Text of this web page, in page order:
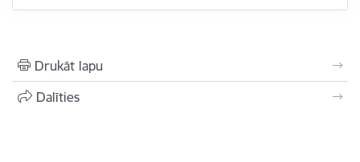
Drukāt lapu
Dalīties